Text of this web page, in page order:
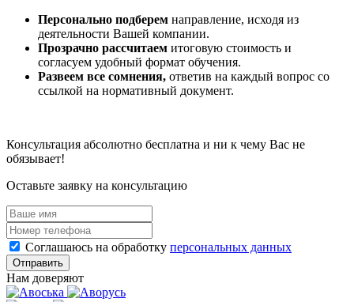
Персонально подберем направление, исходя из
деятельности Вашей компании.
Прозрачно рассчитаем итоговую стоимость и
согласуем удобный формат обучения.
Развеем все сомнения, ответив на каждый вопрос со
ссылкой на нормативный документ.
Консультация абсолютно бесплатна и ни к чему Вас не
обязывает!
Оставьте заявку на консультацию
Соглашаюсь на обработку персональных данных
Отправить
Нам доверяют